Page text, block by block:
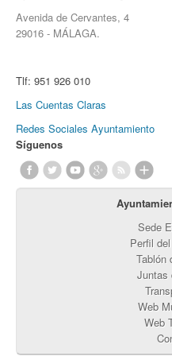
Avenida de Cervantes, 4
29016 - MÁLAGA.
Tlf: 951 926 010
Las Cuentas Claras
Redes Sociales Ayuntamiento
Síguenos
Sede
Perfil
Tablón
Juntas
Web
Web